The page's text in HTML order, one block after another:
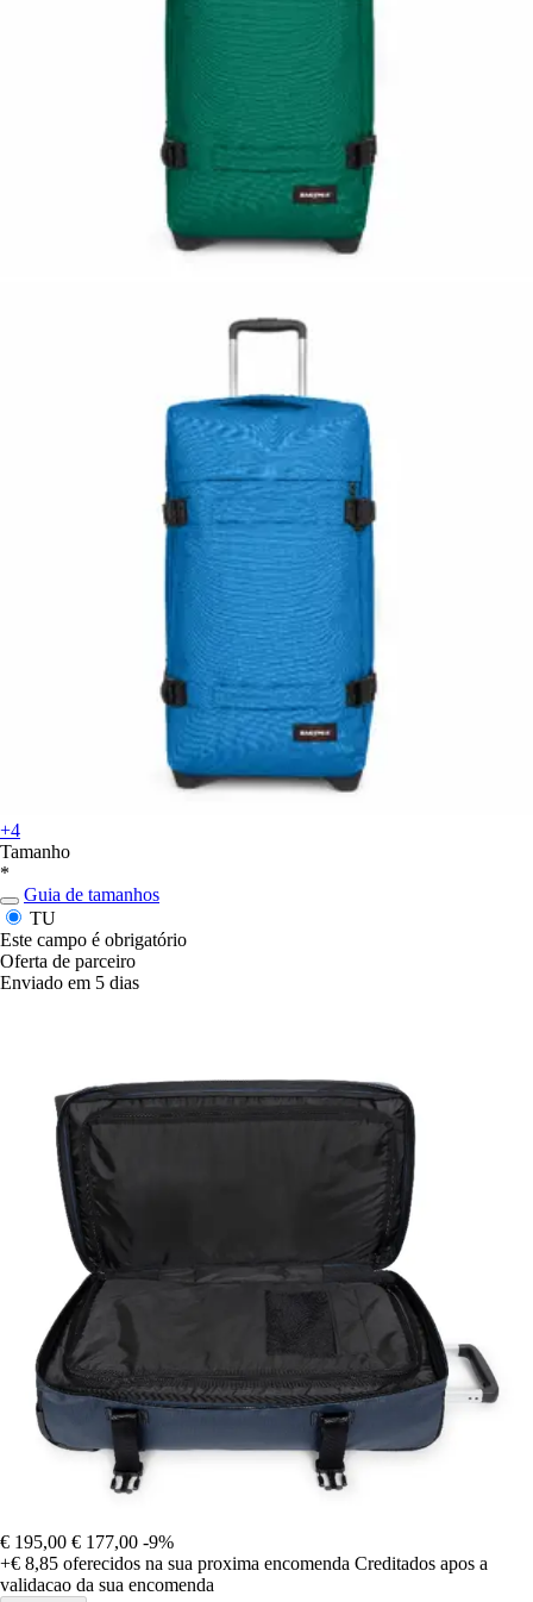
+4
Tamanho
*
Guia de tamanhos
TU
Este campo é obrigatório
Oferta de parceiro
Enviado em 5 dias
€ 195,00 € 177,00 -9%
+€ 8,85 oferecidos na sua proxima encomenda Creditados apos a
validacao da sua encomenda